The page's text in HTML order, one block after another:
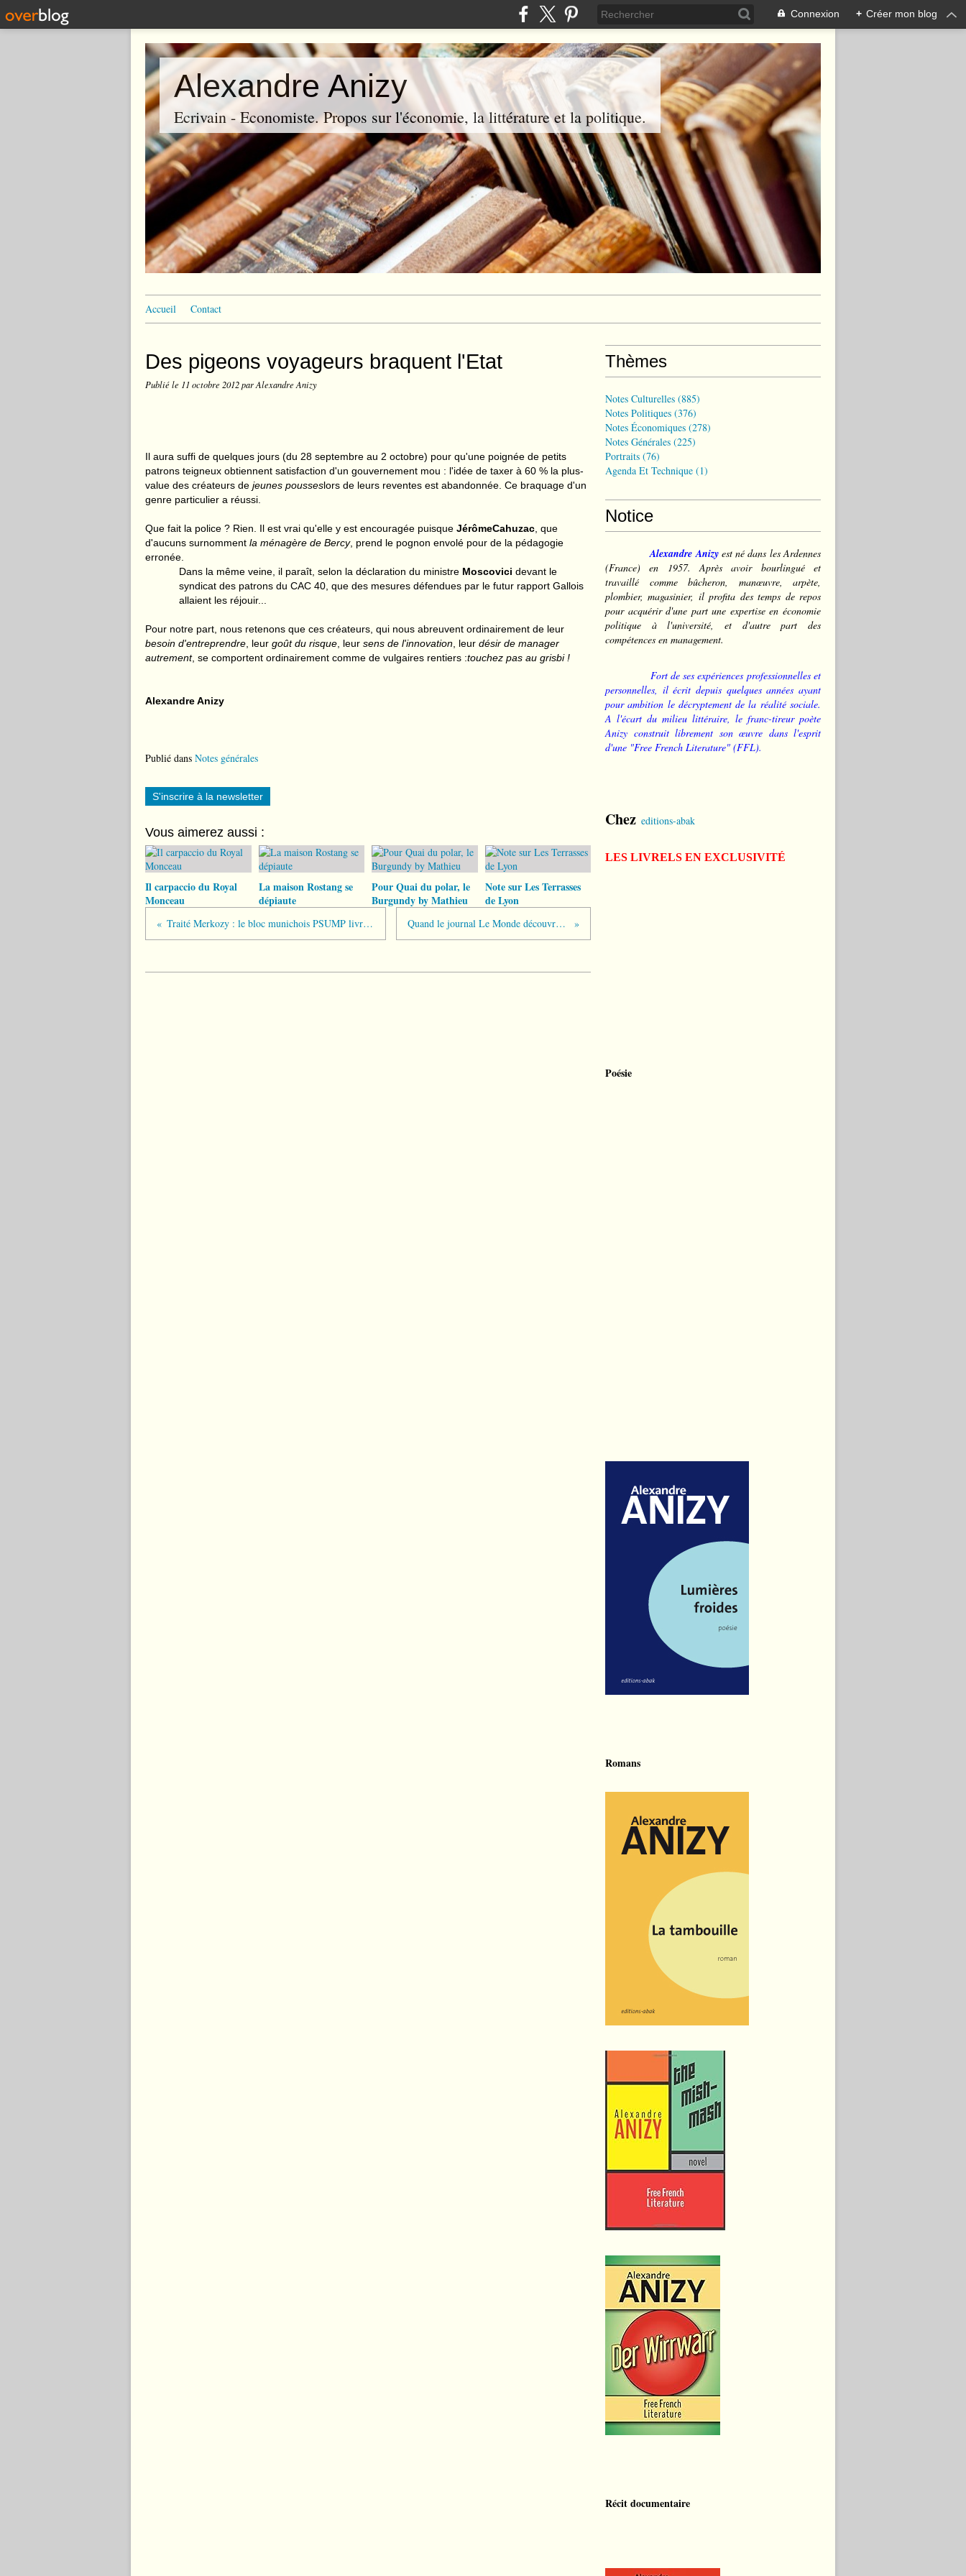
Connexion + Créer mon blog
Alexandre Anizy
Ecrivain - Economiste. Propos sur l'économie, la littérature et la politique.
Accueil Contact
Des pigeons voyageurs braquent l'Etat
Publié le 11 octobre 2012par Alexandre Anizy
Il aura suffi de quelques jours (du 28 septembre au 2 octobre) pour qu'une poignée de petits
patrons teigneux obtiennent satisfaction d'un gouvernement mou : l'idée de taxer à 60 % la plus-
value des créateurs de jeunes pousseslors de leurs reventes est abandonnée. Ce braquage d'un
genre particulier a réussi.
Que fait la police ? Rien. Il est vrai qu'elle y est encouragée puisque JérômeCahuzac , que
d'aucuns surnomment la ménagère de Bercy, prend le pognon envolé pour de la pédagogie
erronée.
Dans la même veine, il paraît, selon la déclaration du ministre Moscovici devant le
syndicat des patrons du CAC 40, que des mesures défendues par le futur rapport Gallois
allaient les réjouir...
Pour notre part, nous retenons que ces créateurs, qui nous abreuvent ordinairement de leur
besoin d'entreprendre , leur goût du risque , leur sens de l'innovation , leur désir de manager
autrement, se comportent ordinairement comme de vulgaires rentiers :touchez pas au grisbi !
Alexandre Anizy
Publié dans Notes générales
S'inscrire à la newsletter
Vous aimerez aussi :
Il carpaccio du Royal
Monceau
La maison Rostang se
dépiaute
Pour Quai du polar, le
Burgundy by Mathieu
Note sur Les Terrasses
de Lyon
Traité Merkozy : le bloc munichois PSUMP livre la France à l'Union Allemande Quand le journal Le Monde découvre l'égoïsme de l'Allemagne
Thèmes
Notes Culturelles (885)
Notes Politiques (376)
Notes Économiques (278)
Notes Générales (225)
Portraits (76)
Agenda Et Technique (1)
Notice
Alexandre Anizy est né dans les Ardennes
(France) en 1957. Après avoir bourlingué et
travaillé comme bûcheron, manœuvre, arpète,
plombier, magasinier, il profita des temps de repos
pour acquérir d'une part une expertise en économie
politique à l'université, et d'autre part des
compétences en management.
Fort de ses expériences professionnelles et
personnelles, il écrit depuis quelques années ayant
pour ambition le décryptement de la réalité sociale.
A l'écart du milieu littéraire, le franc-tireur poète
Anizy construit librement son œuvre dans l'esprit
d'une "Free French Literature" (FFL).
Chez editions-abak
LES LIVRELS EN EXCLUSIVITÉ
Poésie
Romans
Récit documentaire